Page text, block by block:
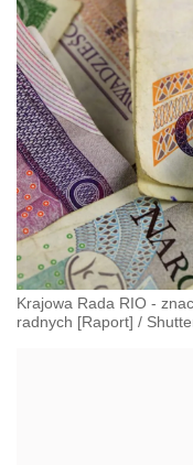
Krajowa Rada RIO -
radnych [Raport] /